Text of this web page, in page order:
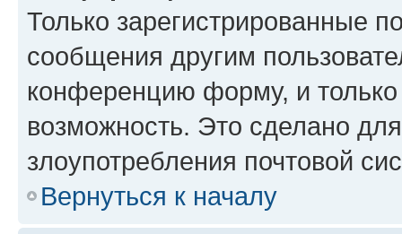
Только зарегистрированные
сообщения другим
конференцию форму, и
возможность. Это сделано
злоупотребления почтовой
Вернуться к началу